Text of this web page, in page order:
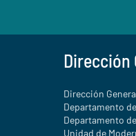
Dirección
Dirección
Departamento
Departamento
Unidad de